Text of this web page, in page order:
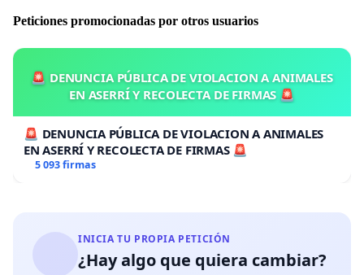
Peticiones promocionadas por otros usuarios
🚨 DENUNCIA PÚBLICA DE VIOLACION A ANIMALES
EN ASERRÍ Y RECOLECTA DE FIRMAS 🚨
🚨 DENUNCIA PÚBLICA DE VIOLACION A ANIMALES
EN ASERRÍ Y RECOLECTA DE FIRMAS 🚨
5 093 firmas
INICIA TU PROPIA PETICIÓN
¿Hay algo que quiera cambiar?